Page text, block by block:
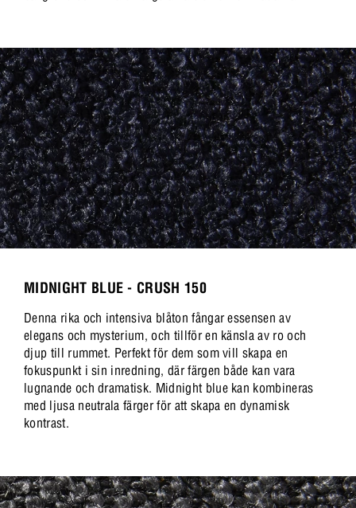
MIDNIGHT BLUE - CRUSH 150
Denna rika och intensiva blåton fångar essensen av
elegans och mysterium, och tillför en känsla av ro och
djup till rummet. Perfekt för dem som vill skapa en
fokuspunkt i sin inredning, där färgen både kan vara
lugnande och dramatisk. Midnight blue kan kombineras
med ljusa neutrala färger för att skapa en dynamisk
kontrast.